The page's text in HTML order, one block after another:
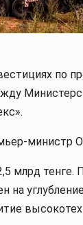
по
министр
млрд тенге.
на